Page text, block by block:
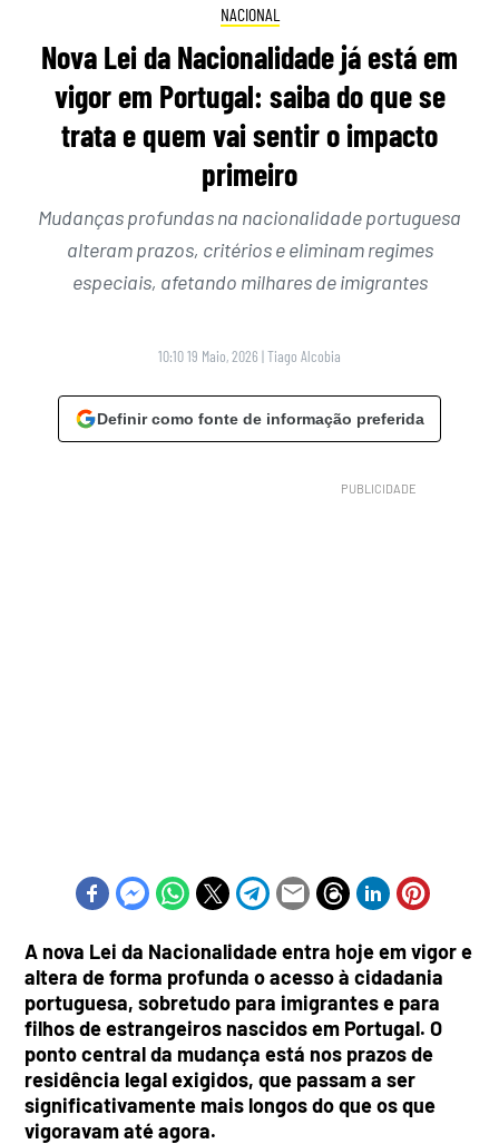
NACIONAL
Nova Lei da Nacionalidade já está em
vigor em Portugal: saiba do que se
trata e quem vai sentir o impacto
primeiro
Mudanças profundas na nacionalidade portuguesa
alteram prazos, critérios e eliminam regimes
especiais, afetando milhares de imigrantes
10:10 19 Maio, 2026 |Tiago Alcobia
Definir como fonte de informação preferida
A nova Lei da Nacionalidade entra hoje em vigor e
altera de forma profunda o acesso à cidadania
portuguesa, sobretudo para imigrantes e para
filhos de estrangeiros nascidos em Portugal. O
ponto central da mudança está nos prazos de
residência legal exigidos, que passam a ser
significativamente mais longos do que os que
vigoravam até agora.